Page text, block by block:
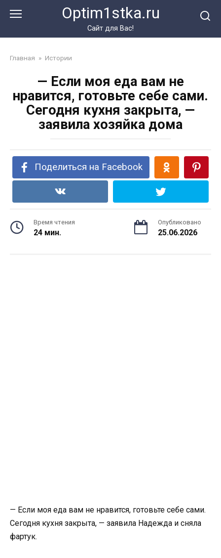
Optim1stka.ru
Сайт для Вас!
Главная » Истории
— Если моя еда вам не
нравится, готовьте себе сами.
Сегодня кухня закрыта, —
заявила хозяйка дома
Поделиться на Facebook
Время чтения
24 мин.
Опубликовано
25.06.2026
— Если моя еда вам не нравится, готовьте себе сами.
Сегодня кухня закрыта, — заявила Надежда и сняла
фартук.